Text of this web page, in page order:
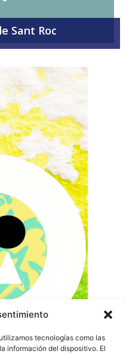
tecnologías como las
información del dispositivo. El
Sant Roc